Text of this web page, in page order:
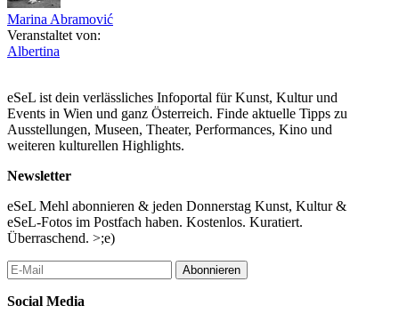
Seven Easy Pieces by Marina Abramović
R: Babette Mangolte, USA 2007, 95 Min, OmeU
Sonntag, 7. Dezember | 15.30 Uhr
Dienstag, 9. Dezember | 18 Uhr
Marina Abramović
Veranstaltet von:
Albertina
eSeL ist dein verlässliches Infoportal für Kunst, Kultur und
Events in Wien und ganz Österreich. Finde aktuelle Tipps zu
Ausstellungen, Museen, Theater, Performances, Kino und
weiteren kulturellen Highlights.
Newsletter
eSeL Mehl abonnieren & jeden Donnerstag Kunst, Kultur &
eSeL-Fotos im Postfach haben. Kostenlos. Kuratiert.
Überraschend. >;e)
Abonnieren
Social Media